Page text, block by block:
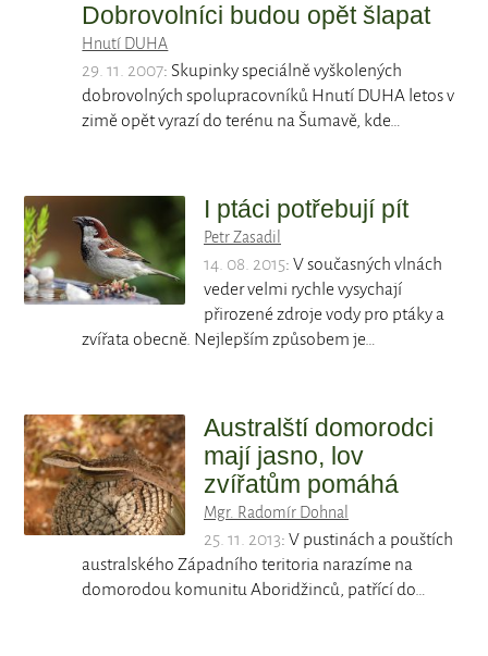
Dobrovolníci budou opět šlapat
Hnutí DUHA
29. 11. 2007: Skupinky speciálně vyškolených
dobrovolných spolupracovníků Hnutí DUHA letos v
zimě opět vyrazí do terénu na Šumavě, kde…
I ptáci potřebují pít
Petr Zasadil
14. 08. 2015: V současných vlnách
veder velmi rychle vysychají
přirozené zdroje vody pro ptáky a
zvířata obecně. Nejlepším způsobem je…
Australští domorodci
mají jasno, lov
zvířatům pomáhá
Mgr. Radomír Dohnal
25. 11. 2013: V pustinách a pouštích
australského Západního teritoria narazíme na
domorodou komunitu Aboridžinců, patřící do…